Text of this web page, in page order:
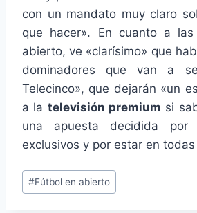
con un mandato muy claro
que hacer». En cuanto a
abierto, ve «clarísimo» que
dominadores que van a
Telecinco», que dejarán «un
a la televisión premium si
una apuesta decidida por
exclusivos y por estar en
Etiquetas
de
#Fútbol en abierto